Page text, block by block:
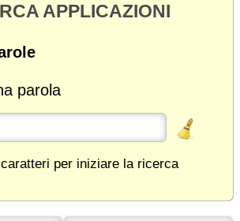
APPLICAZIONI
parola
per iniziare la ricerca